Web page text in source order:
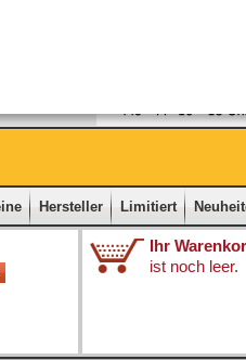
Hersteller Limitiert
Ihr
ist noch leer.